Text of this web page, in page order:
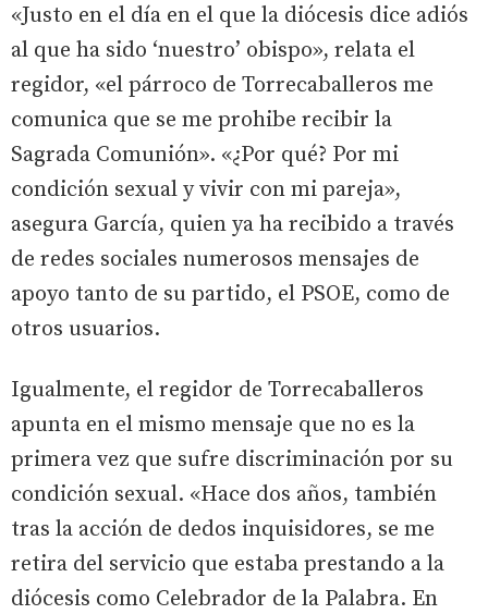
«Justo en el día en el que la diócesis dice adiós
al que ha sido ‘nuestro’ obispo», relata el
regidor, «el párroco de Torrecaballeros me
comunica que se me prohibe recibir la
Sagrada Comunión». «¿Por qué? Por mi
condición sexual y vivir con mi pareja»,
asegura García, quien ya ha recibido a través
de redes sociales numerosos mensajes de
apoyo tanto de su partido, el PSOE, como de
otros usuarios.
Igualmente, el regidor de Torrecaballeros
apunta en el mismo mensaje que no es la
primera vez que sufre discriminación por su
condición sexual. «Hace dos años, también
tras la acción de dedos inquisidores, se me
retira del servicio que estaba prestando a la
diócesis como Celebrador de la Palabra. En